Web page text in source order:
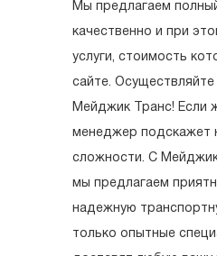
Мы предлагаем
качественно и при
услуги, стоимость
сайте.
Мейджик Транс! Если
менеджер подскажет
сложности. С
мы предлагаем
надежную
только опытные